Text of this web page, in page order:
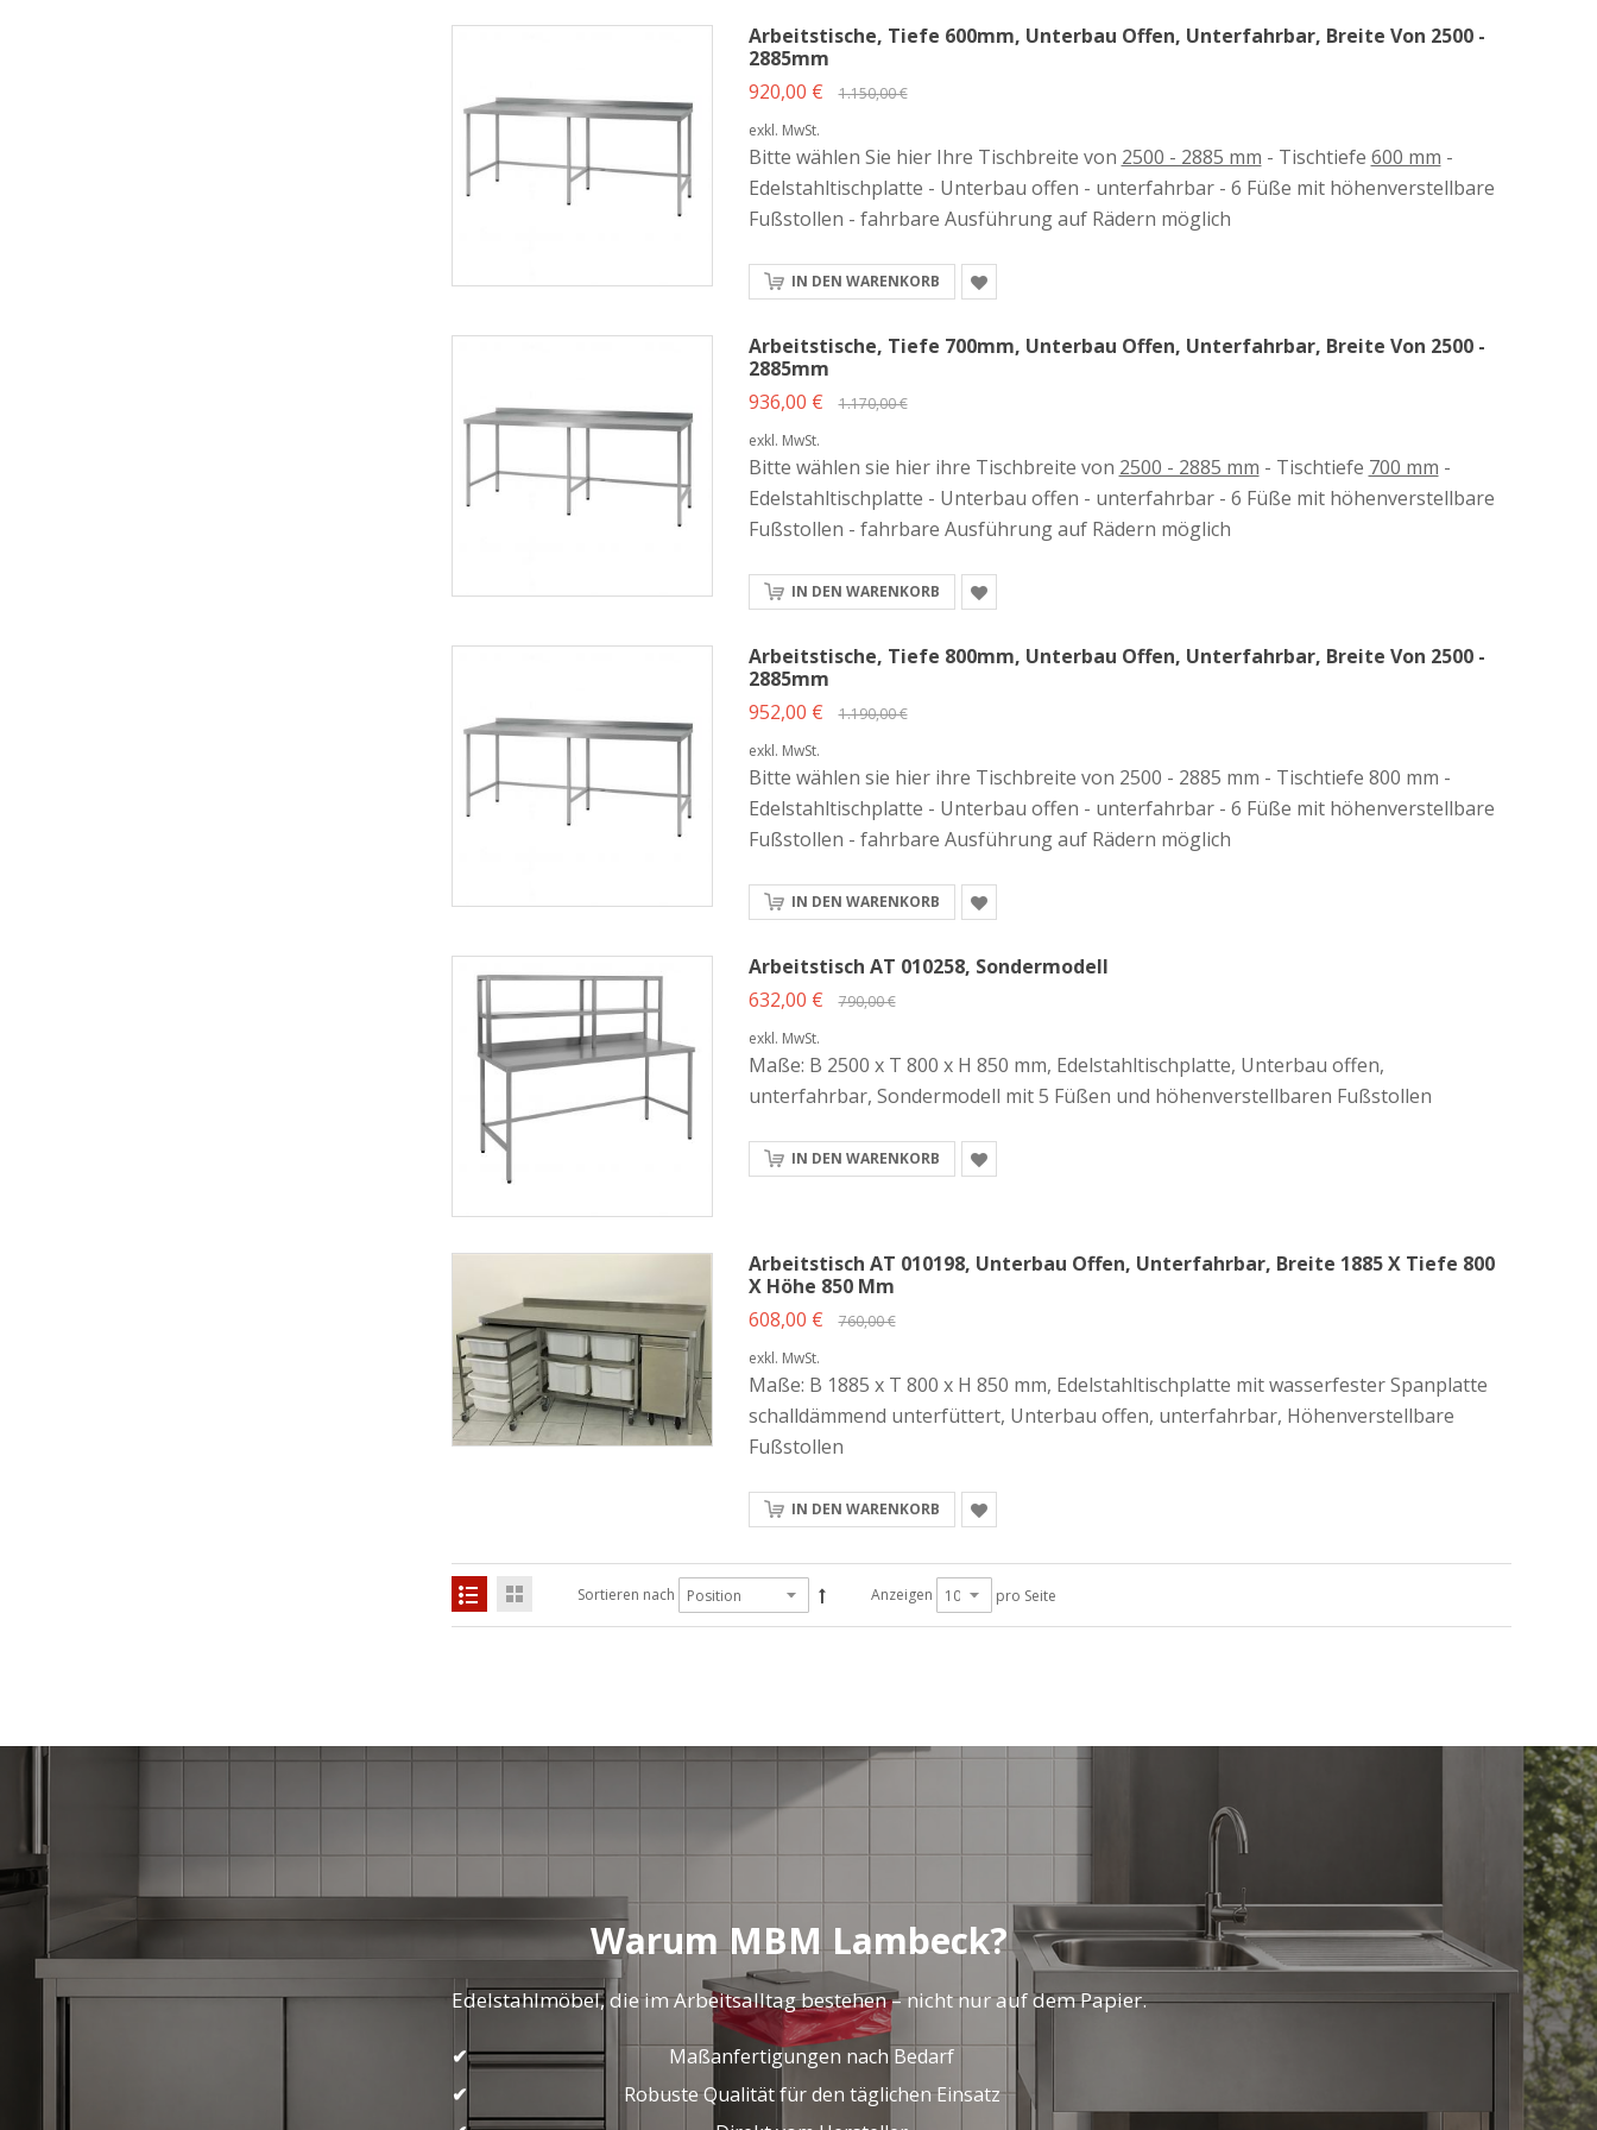
Arbeitstische, Tiefe 600mm, Unterbau Offen, Unterfahrbar, Breite Von 2500 -
2885mm
920,00 €
1.150,00 €
exkl. MwSt.
Bitte wählen Sie hier Ihre Tischbreite von 2500 - 2885 mm - Tischtiefe 600 mm -
Edelstahltischplatte - Unterbau offen - unterfahrbar - 6 Füße mit höhenverstellbare
Fußstollen - fahrbare Ausführung auf Rädern möglich
IN DEN WARENKORB
Arbeitstische, Tiefe 700mm, Unterbau Offen, Unterfahrbar, Breite Von 2500 -
2885mm
936,00 €
1.170,00 €
exkl. MwSt.
Bitte wählen sie hier ihre Tischbreite von 2500 - 2885 mm - Tischtiefe 700 mm -
Edelstahltischplatte - Unterbau offen - unterfahrbar - 6 Füße mit höhenverstellbare
Fußstollen - fahrbare Ausführung auf Rädern möglich
IN DEN WARENKORB
Arbeitstische, Tiefe 800mm, Unterbau Offen, Unterfahrbar, Breite Von 2500 -
2885mm
952,00 €
1.190,00 €
exkl. MwSt.
Bitte wählen sie hier ihre Tischbreite von 2500 - 2885 mm - Tischtiefe 800 mm -
Edelstahltischplatte - Unterbau offen - unterfahrbar - 6 Füße mit höhenverstellbare
Fußstollen - fahrbare Ausführung auf Rädern möglich
IN DEN WARENKORB
Arbeitstisch AT 010258, Sondermodell
632,00 €
790,00 €
exkl. MwSt.
Maße: B 2500 x T 800 x H 850 mm, Edelstahltischplatte, Unterbau offen,
unterfahrbar, Sondermodell mit 5 Füßen und höhenverstellbaren Fußstollen
IN DEN WARENKORB
Arbeitstisch AT 010198, Unterbau Offen, Unterfahrbar, Breite 1885 X Tiefe 800
X Höhe 850 Mm
608,00 €
760,00 €
exkl. MwSt.
Maße: B 1885 x T 800 x H 850 mm, Edelstahltischplatte mit wasserfester Spanplatte
schalldämmend unterfüttert, Unterbau offen, unterfahrbar, Höhenverstellbare
Fußstollen
IN DEN WARENKORB
Sortieren nach Anzeigen pro Seite
Warum MBM Lambeck?
Edelstahlmöbel, die im Arbeitsalltag bestehen – nicht nur auf dem Papier.
Maßanfertigungen nach Bedarf
Robuste Qualität für den täglichen Einsatz